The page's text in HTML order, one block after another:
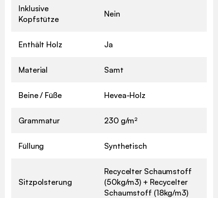
Inklusive
Kopfstütze
Nein
Enthält Holz Ja
Material Samt
Beine / Füße Hevea-Holz
Grammatur 230 g/m²
Füllung Synthetisch
Sitzpolsterung
Recycelter Schaumstoff
(50kg/m3) + Recycelter
Schaumstoff (18kg/m3)